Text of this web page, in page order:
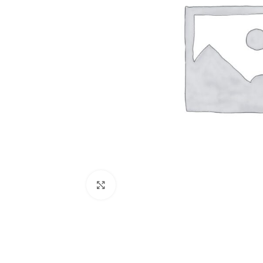
ACCESSOIRES
bouton manchette
Nœuds Papillon
Cravates Homme